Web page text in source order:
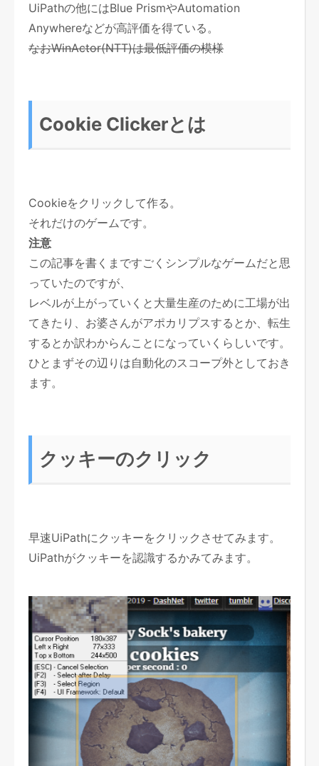
UiPathの他にはBlue PrismやAutomation
Anywhereなどが高評価を得ている。
なおWinActor(NTT)は最低評価の模様
Cookie Clickerとは
Cookieをクリックして作る。
それだけのゲームです。
注意
この記事を書くまですごくシンプルなゲームだと思
っていたのですが、
レベルが上がっていくと大量生産のために工場が出
てきたり、お婆さんがアポカリプスするとか、転生
するとか訳わからんことになっていくらしいです。
ひとまずその辺りは自動化のスコープ外としておき
ます。
クッキーのクリック
早速UiPathにクッキーをクリックさせてみます。
UiPathがクッキーを認識するかみてみます。